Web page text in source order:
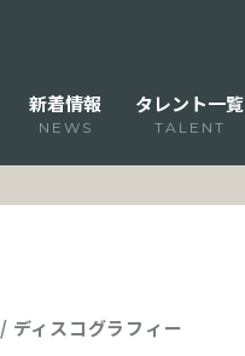
新着情報
NEWS
タレント一覧
TALENT
/ ディスコグラフィー